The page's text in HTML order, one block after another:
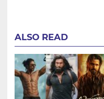
ALSO READ